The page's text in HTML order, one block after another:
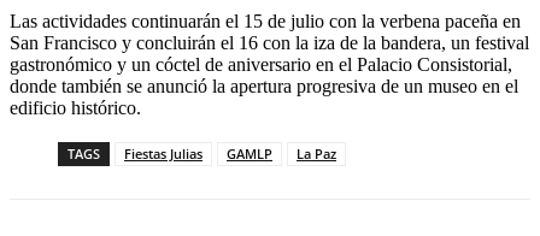
Las actividades continuarán el 15 de julio con la verbena paceña en
San Francisco y concluirán el 16 con la iza de la bandera, un festival
gastronómico y un cóctel de aniversario en el Palacio Consistorial,
donde también se anunció la apertura progresiva de un museo en el
edificio histórico.
TAGS Fiestas Julias GAMLP La Paz